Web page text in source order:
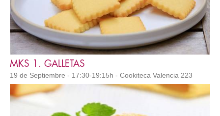
MKS 1. GALLETAS
19 de Septiembre - 17:30-19:15h - Cookiteca Valencia 223